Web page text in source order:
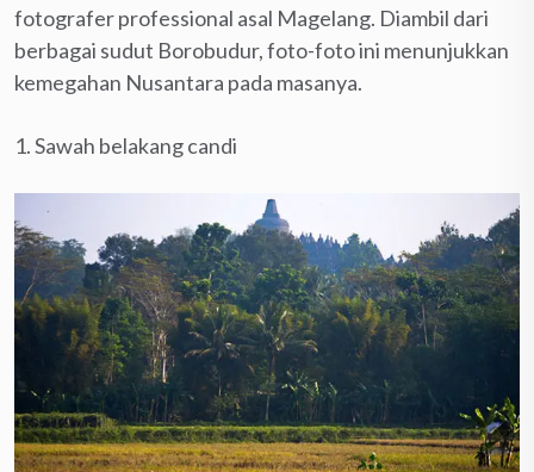
fotografer professional asal Magelang. Diambil dari
berbagai sudut Borobudur, foto-foto ini menunjukkan
kemegahan Nusantara pada masanya.
1. Sawah belakang candi